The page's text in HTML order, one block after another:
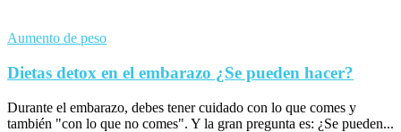
Aumento de peso
Dietas detox en el embarazo ¿Se pueden hacer?
Durante el embarazo, debes tener cuidado con lo que comes y
también "con lo que no comes". Y la gran pregunta es: ¿Se pueden...